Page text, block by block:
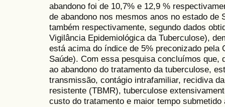
abandono foi de 10,7% e 12,9 %
de abandono nos mesmos anos no estado de
também respectivamente, segundo dados
Vigilância Epidemiológica da Tuberculose),
está acima do índice de 5% preconizado pela
Saúde). Com essa pesquisa concluímos que,
ao abandono do tratamento da tuberculose,
transmissão, contágio intrafamiliar, recidiva
resistente (TBMR), tuberculose
custo do tratamento e maior tempo submetido